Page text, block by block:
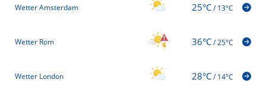
Wetter Amsterdam 25°C/13°C
Wetter Rom 36°C/25°C
Wetter London 28°C/14°C